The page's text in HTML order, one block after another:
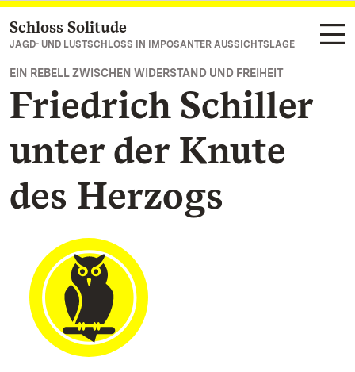
Zum Hauptinhalt springen
Schloss Solitude
JAGD- UND LUSTSCHLOSS IN IMPOSANTER AUSSICHTSLAGE
EIN REBELL ZWISCHEN WIDERSTAND UND FREIHEIT
Friedrich Schiller
unter der Knute
des Herzogs